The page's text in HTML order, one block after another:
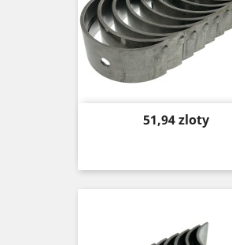
Price
51,94 zloty